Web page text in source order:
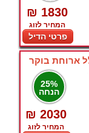
₪ 1830
המחיר לזוג
פרטי הדיל
25%
הנחה
₪ 2030
המחיר לזוג